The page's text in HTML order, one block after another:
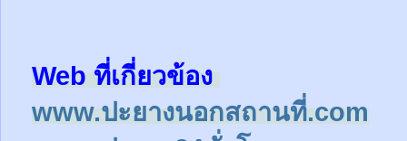
Web ที่เกี่ยวข้อง
www.ปะยางนอกสถานที่.com